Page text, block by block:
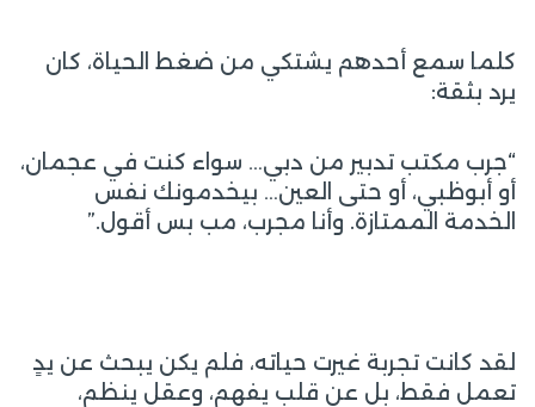
كلما سمع أحدهم يشتكي من ضغط الحياة، كان
يرد بثقة:
“جرب مكتب تدبير من دبي… سواء كنت في عجمان،
أو أبوظبي، أو حتى العين… بيخدمونك نفس
الخدمة الممتازة. وأنا مجرب، مب بس أقول.”
لقد كانت تجربة غيرت حياته، فلم يكن يبحث عن يدٍ
تعمل فقط، بل عن قلبٍ يفهم، وعقلٍ ينظم،